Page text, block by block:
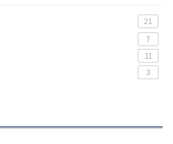
21
7
11
3